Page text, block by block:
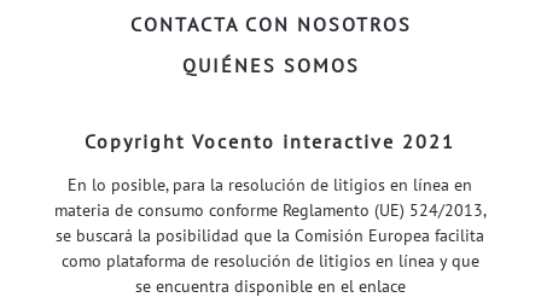
CONTACTA CON NOSOTROS
QUIÉNES SOMOS
Copyright Vocento interactive 2021
En lo posible, para la resolución de litigios en línea en
materia de consumo conforme Reglamento (UE) 524/2013,
se buscará la posibilidad que la Comisión Europea facilita
como plataforma de resolución de litigios en línea y que
se encuentra disponible en el enlace